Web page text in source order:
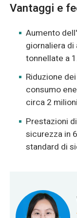
Vantaggi e
Aumento
giornaliera
tonnellate a
Riduzione
consumo
circa 2
Prestazioni
sicurezza in
standard di